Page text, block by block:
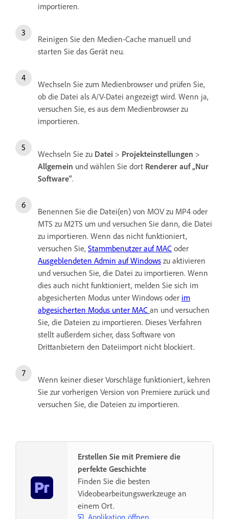
importieren.
Reinigen Sie den Medien-Cache manuell und
starten Sie das Gerät neu.
Wechseln Sie zum Medienbrowser und prüfen Sie,
ob die Datei als A/V-Datei angezeigt wird. Wenn ja,
versuchen Sie, es aus dem Medienbrowser zu
importieren.
Wechseln Sie zu Datei > Projekteinstellungen >
Allgemein und wählen Sie dort Renderer auf „Nur
Software“.
Benennen Sie die Datei(en) von MOV zu MP4 oder
MTS zu M2TS um und versuchen Sie dann, die Datei
zu importieren. Wenn das nicht funktioniert,
versuchen Sie, Stammbenutzer auf MAC oder
Ausgeblendeten Admin auf Windows zu aktivieren
und versuchen Sie, die Datei zu importieren. Wenn
dies auch nicht funktioniert, melden Sie sich im
abgesicherten Modus unter Windows oder im
abgesicherten Modus unter MAC an und versuchen
Sie, die Dateien zu importieren. Dieses Verfahren
stellt außerdem sicher, dass Software von
Drittanbietern den Dateiimport nicht blockiert.
Wenn keiner dieser Vorschläge funktioniert, kehren
Sie zur vorherigen Version von Premiere zurück und
versuchen Sie, die Dateien zu importieren.
Erstellen Sie mit Premiere die
perfekte Geschichte
Finden Sie die besten
Videobearbeitungswerkzeuge an
einem Ort.
Applikation öffnen